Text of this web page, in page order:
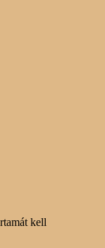
kell